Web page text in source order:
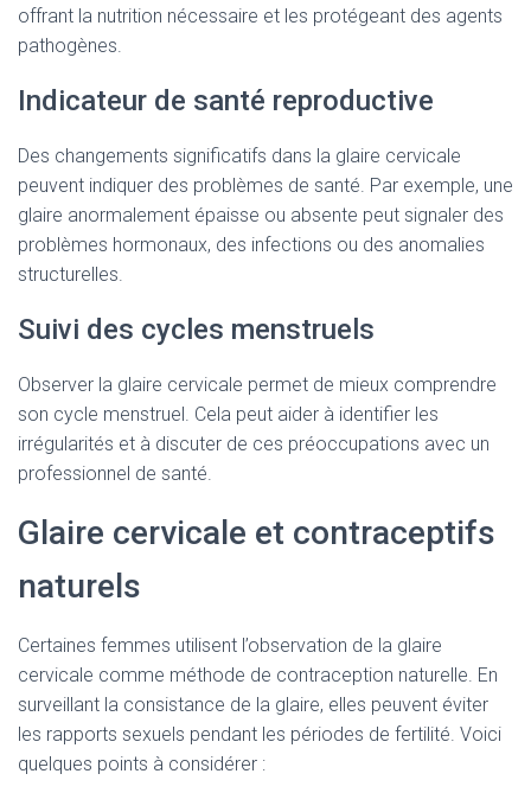
offrant la nutrition nécessaire et les protégeant des agents
pathogènes.
Indicateur de santé reproductive
Des changements significatifs dans la glaire cervicale
peuvent indiquer des problèmes de santé. Par exemple, une
glaire anormalement épaisse ou absente peut signaler des
problèmes hormonaux, des infections ou des anomalies
structurelles.
Suivi des cycles menstruels
Observer la glaire cervicale permet de mieux comprendre
son cycle menstruel. Cela peut aider à identifier les
irrégularités et à discuter de ces préoccupations avec un
professionnel de santé.
Glaire cervicale et contraceptifs
naturels
Certaines femmes utilisent l’observation de la glaire
cervicale comme méthode de contraception naturelle. En
surveillant la consistance de la glaire, elles peuvent éviter
les rapports sexuels pendant les périodes de fertilité. Voici
quelques points à considérer :